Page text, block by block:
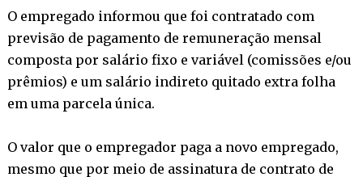
O empregado informou que foi contratado com
previsão de pagamento de remuneração mensal
composta por salário fixo e variável (comissões e/ou
prêmios) e um salário indireto quitado extra folha
em uma parcela única.
O valor que o empregador paga a novo empregado,
mesmo que por meio de assinatura de contrato de